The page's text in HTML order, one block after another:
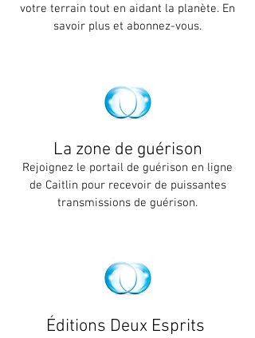
votre terrain tout en aidant la planète. En
savoir plus et abonnez-vous.
La zone de guérison
Rejoignez le portail de guérison en ligne
de Caitlin pour recevoir de puissantes
transmissions de guérison.
Éditions Deux Esprits